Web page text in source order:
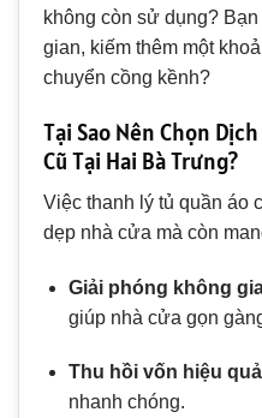
không còn sử dụng?
gian, kiếm thêm một
chuyển cồng kềnh?
Tại Sao Nên Chọn
Cũ Tại Hai Bà Trưng?
Việc thanh lý tủ quần áo
dẹp nhà cửa mà còn
Giải phóng không
giúp nhà cửa gọn
Thu hồi vốn hiệu quả
nhanh chóng.